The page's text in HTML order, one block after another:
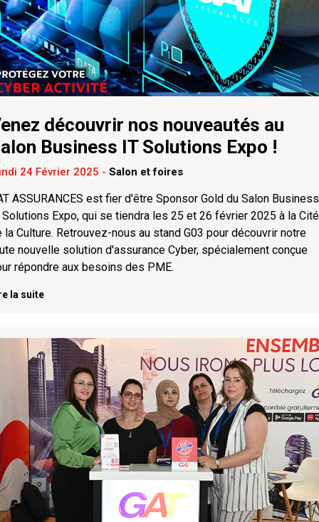
découvrir nos nouveautés au
Business IT Solutions Expo !
24 Février 2025 - Salon et foires
ASSURANCES est fier d'être Sponsor Gold du Salon Business
Solutions Expo, qui se tiendra les 25 et 26 février 2025 à la Cité
la Culture. Retrouvez-nous au stand G03 pour découvrir notre
nouvelle solution d'assurance Cyber, spécialement conçue
répondre aux besoins des PME.
la suite